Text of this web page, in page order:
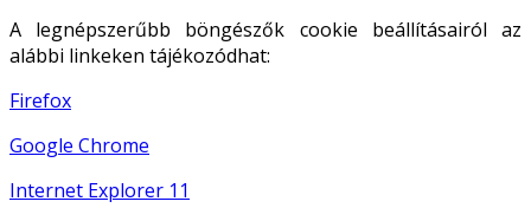
A legnépszerűbb böngészők cookie beállításairól az
alábbi linkeken tájékozódhat:
Firefox
Google Chrome
Internet Explorer 11